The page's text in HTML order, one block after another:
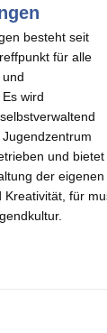
besteht seit
für alle
wird
und bietet
der eigenen
Kreativität, für